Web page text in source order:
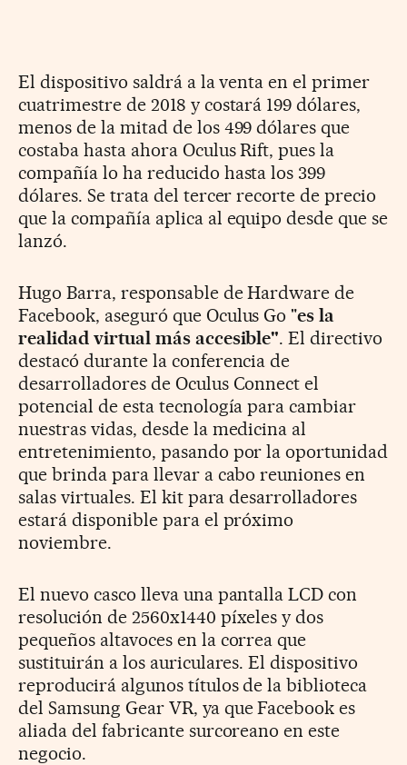
El dispositivo saldrá a la venta en el primer
cuatrimestre de 2018 y costará 199 dólares,
menos de la mitad de los 499 dólares que
costaba hasta ahora Oculus Rift, pues la
compañía lo ha reducido hasta los 399
dólares. Se trata del tercer recorte de precio
que la compañía aplica al equipo desde que se
lanzó.
Hugo Barra, responsable de Hardware de
Facebook, aseguró que Oculus Go "es la
realidad virtual más accesible". El directivo
destacó durante la conferencia de
desarrolladores de Oculus Connect el
potencial de esta tecnología para cambiar
nuestras vidas, desde la medicina al
entretenimiento, pasando por la oportunidad
que brinda para llevar a cabo reuniones en
salas virtuales. El kit para desarrolladores
estará disponible para el próximo
noviembre.
El nuevo casco lleva una pantalla LCD con
resolución de 2560x1440 píxeles y dos
pequeños altavoces en la correa que
sustituirán a los auriculares. El dispositivo
reproducirá algunos títulos de la biblioteca
del Samsung Gear VR, ya que Facebook es
aliada del fabricante surcoreano en este
negocio.